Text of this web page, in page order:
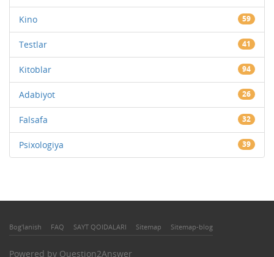
Kino 59
Testlar 41
Kitoblar 94
Adabiyot 26
Falsafa 32
Psixologiya 39
Bog'lanish FAQ SAYT QOIDALARI Sitemap Sitemap-blog
Powered by Question2Answer